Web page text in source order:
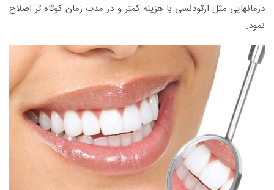
درمانهایی مثل ارتودنسی با هزینه کمتر و در مدت زمان کوتاه تر اصلاح
نمود.